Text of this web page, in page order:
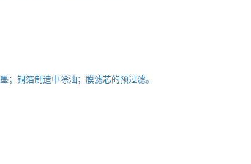
铜箔制造中除油；膜滤芯的预过滤。